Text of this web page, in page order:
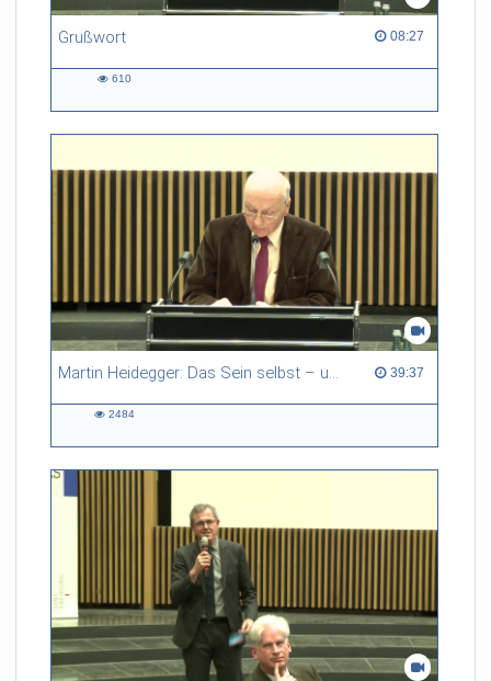
Grußwort 08:27
08:27 duration
610
Martin Heidegger: Das Sein selbst – und die „Schwarzen Hefte“ 39:37
39:37 duration
2484